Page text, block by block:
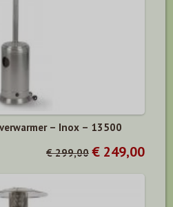
– Inox – 13500
€ 299,00 € 249,00